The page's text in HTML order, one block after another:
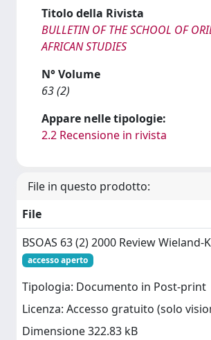
Titolo della Rivista
BULLETIN OF THE SCHOOL OF
AFRICAN STUDIES
N° Volume
63 (2)
Appare nelle tipologie:
2.2 Recensione in rivista
File in questo prodotto:
File
BSOAS 63 (2) 2000 Review
accesso aperto
Tipologia: Documento in Post-print
Licenza: Accesso gratuito (solo
Dimensione 322.83 kB